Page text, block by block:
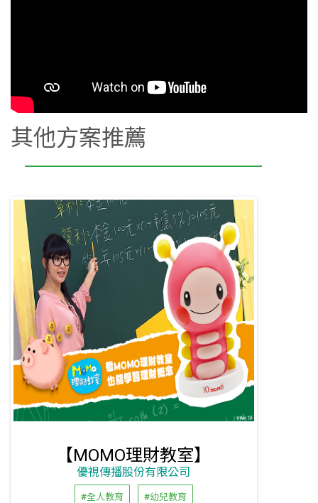
其他方案推薦
【MOMO理財教室】
優視傳播股份有限公司
#全人教育 #幼兒教育